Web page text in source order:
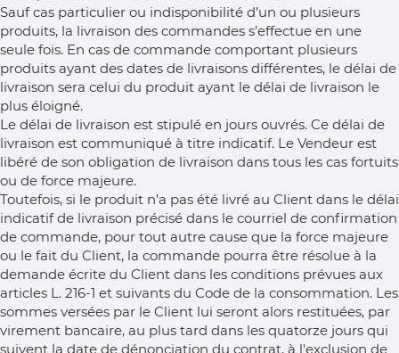
Sauf cas particulier ou indisponibilité d’un ou plusieurs
produits, la livraison des commandes s’effectue en une
seule fois. En cas de commande comportant plusieurs
produits ayant des dates de livraisons différentes, le délai de
livraison sera celui du produit ayant le délai de livraison le
plus éloigné.
Le délai de livraison est stipulé en jours ouvrés. Ce délai de
livraison est communiqué à titre indicatif. Le Vendeur est
libéré de son obligation de livraison dans tous les cas fortuits
ou de force majeure.
Toutefois, si le produit n’a pas été livré au Client dans le délai
indicatif de livraison précisé dans le courriel de confirmation
de commande, pour tout autre cause que la force majeure
ou le fait du Client, la commande pourra être résolue à la
demande écrite du Client dans les conditions prévues aux
articles L. 216-1 et suivants du Code de la consommation. Les
sommes versées par le Client lui seront alors restituées, par
virement bancaire, au plus tard dans les quatorze jours qui
suivent la date de dénonciation du contrat, à l'exclusion de